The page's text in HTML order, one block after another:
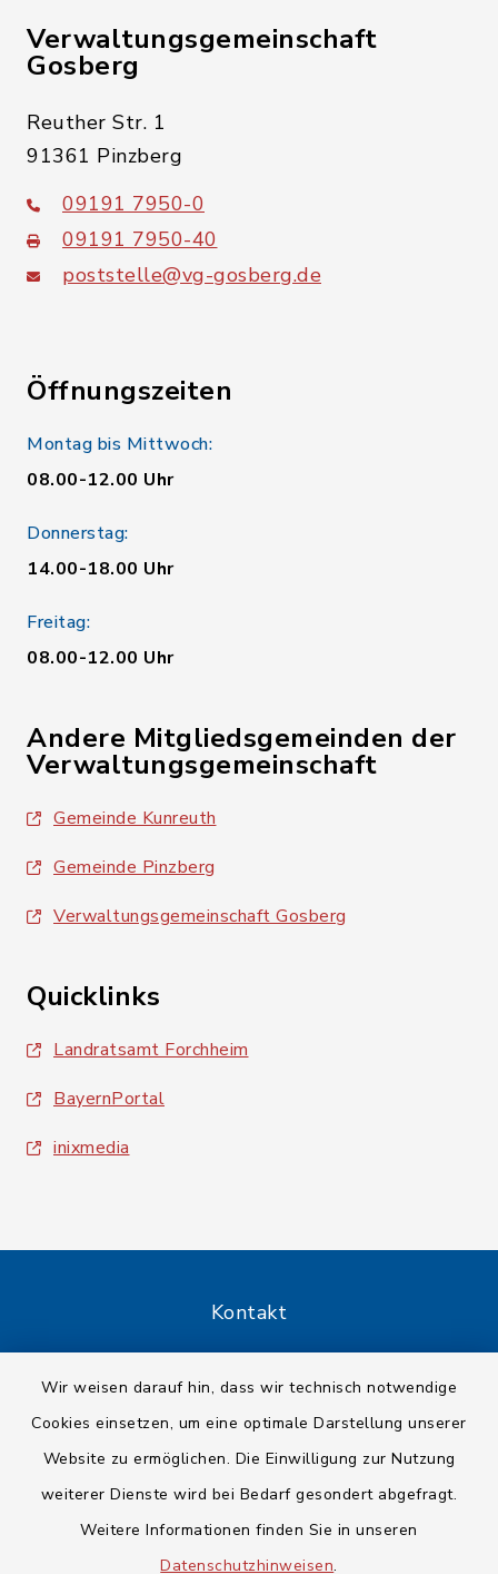
Wir weisen darauf hin, dass wir technisch notwendige
Cookies einsetzen, um eine optimale Darstellung unserer
Website zu ermöglichen. Die Einwilligung zur Nutzung
weiterer Dienste wird bei Bedarf gesondert abgefragt.
Weitere Informationen finden Sie in unseren
Datenschutzhinweisen.
Verwaltungsgemeinschaft
Gosberg
Reuther Str. 1
91361 Pinzberg
09191 7950-0
09191 7950-40
poststelle@vg-gosberg.de
Öffnungszeiten
Montag bis Mittwoch:
08.00-12.00 Uhr
Donnerstag:
14.00-18.00 Uhr
Freitag:
08.00-12.00 Uhr
Andere Mitgliedsgemeinden der
Verwaltungsgemeinschaft
Gemeinde Kunreuth
Gemeinde Pinzberg
Verwaltungsgemeinschaft Gosberg
Quicklinks
Landratsamt Forchheim
BayernPortal
inixmedia
Kontakt
Datenschutz
Impressum
Sitemap